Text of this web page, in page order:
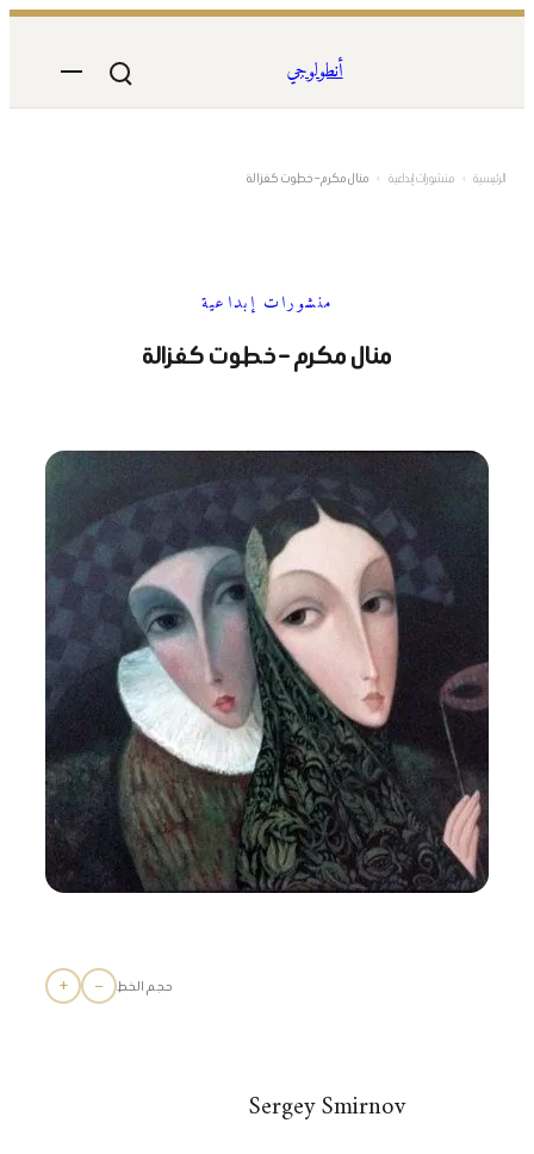
المحتوى
أنطولوجي
الرئيسية › منشورات إبداعية › منال مكرم – خطوت كغزالة
منشورات إبداعية
منال مكرم – خطوت كغزالة
حجم الخط −
+
Sergey Smirnov